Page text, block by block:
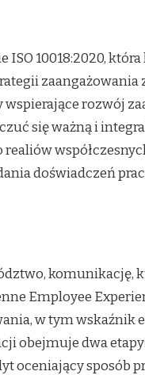
10018:2020,
rozwój
się ważną i
realiów
doświadczeń
komunikację,
Employee
w tym wskaźnik
obejmuje dwa
oceniający sposób